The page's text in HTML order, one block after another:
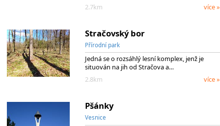
2.7km
více »
Stračovský bor
Přírodní park
Jedná se o rozsáhlý lesní komplex, jenž je
situován na jih od Stračova a…
2.8km
více »
Pšánky
Vesnice